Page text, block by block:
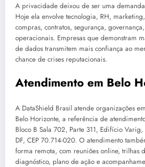
A privacidade deixou de ser uma
Hoje ela envolve tecnologia, RH,
compras, contratos, segurança,
operacionais. Empresas que demonstram
de dados transmitem mais confiança ao
chance de crises reputacionais.
Atendimento em Belo
A DataShield Brasil atende organizações
Belo Horizonte, a referência de
Bloco B Sala 702, Parte 311, Edifício
DF, CEP 70.714-020. O atendimento
forma remota, com reuniões online, trilhas
diagnóstico, plano de ação e